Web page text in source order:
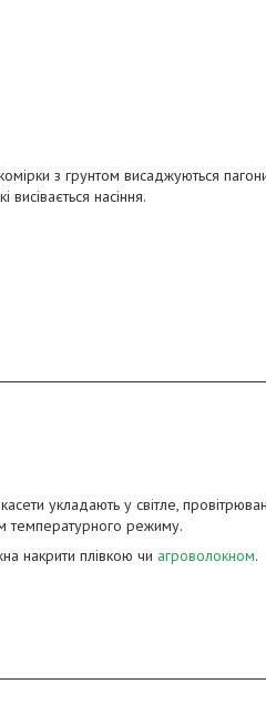
з грунтом висаджуються
висівається насіння.
касети укладають у світле,
температурного режиму.
накрити плівкою чи агроволокном.